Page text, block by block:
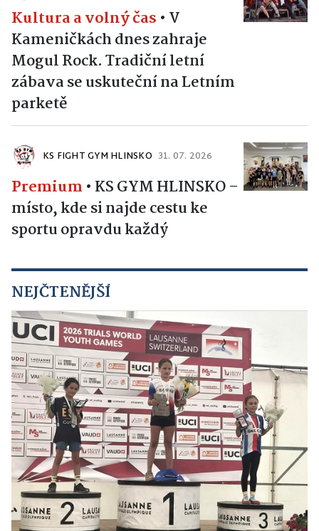
Kultura a volný čas • V
Kameničkách dnes zahraje
Mogul Rock. Tradiční letní
zábava se uskuteční na Letním
parketě
KS FIGHT GYM HLINSKO 31. 07. 2026
Premium • KS GYM HLINSKO –
místo, kde si najde cestu ke
sportu opravdu každý
NEJČTENĚJŠÍ